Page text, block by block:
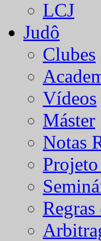
LCJ
Judô
Clubes
Vídeos
Máster
Notas